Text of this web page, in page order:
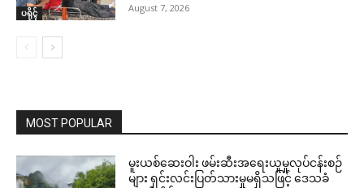
ပရိုၚ် August 7, 2026
MOST POPULAR
မူးယစ်ဆေးဝါး ဖမ်းဆီးအရေးယူမှုလုပ်ငန်းစဉ်
များ ရှင်းလင်းပြတ်သားမှုမရှိသဖြင့် ဒေသခံ